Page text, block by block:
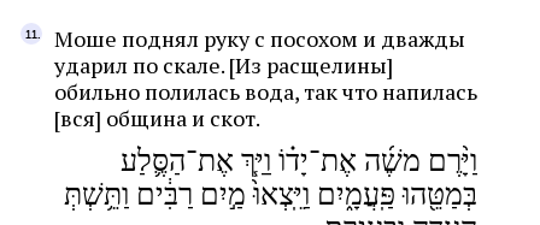
Моше поднял руку с посохом и дважды
ударил по скале. [Из расщелины]
обильно полилась вода, так что напилась
[вся] община и скот.
וַיָּ֨רֶם משֶׁ֜ה אֶת־יָד֗וֹ וַיַּ֧ךְ אֶת־הַסֶּ֛לַע
בְּמַטֵּ֖הוּ פַּֽעֲמָ֑יִם וַיֵּֽצְאוּ֙ מַ֣יִם רַבִּ֔ים וַתֵּ֥שְׁתְּ